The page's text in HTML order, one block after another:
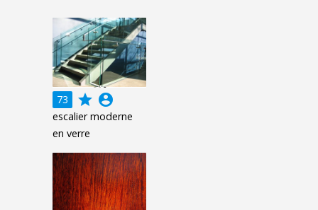
73 grade account_circle
escalier moderne
en verre